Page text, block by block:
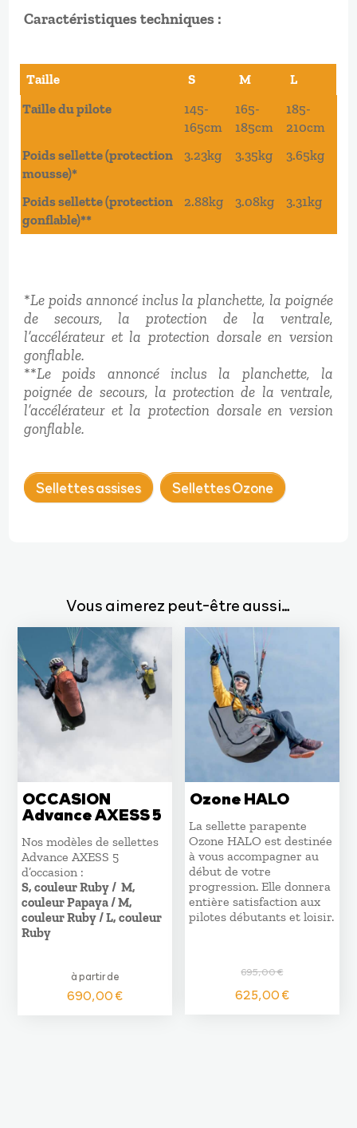
Caractéristiques techniques :
Taille S M
L
Taille
S M L
Taille du pilote
145-
165cm
165-
185cm
185-
210cm
Poids sellette (protection
mousse)*
3.23kg 3.35kg 3.65kg
Poids sellette (protection
gonflable)**
2.88kg 3.08kg 3.31kg
*Le poids annoncé inclus la planchette, la poignée
de secours, la protection de la ventrale,
l’accélérateur et la protection dorsale en version
gonflable.
**Le poids annoncé inclus la planchette, la
poignée de secours, la protection de la ventrale,
l’accélérateur et la protection dorsale en version
gonflable.
Sellettes assises Sellettes Ozone
Vous aimerez peut-être aussi…
OCCASION
Advance AXESS 5
Nos modèles de sellettes
Advance AXESS 5
d’occasion :
S, couleur Ruby / M,
couleur Papaya / M,
couleur Ruby / L, couleur
Ruby
à partir de
690,00€
Ozone HALO
La sellette parapente
Ozone HALO est destinée
à vous accompagner au
début de votre
progression. Elle donnera
entière satisfaction aux
pilotes débutants et loisir.
695,00€
Le
prix
625,00€Le